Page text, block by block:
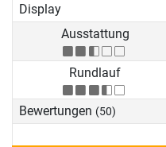
Display
Ausstattung
Rundlauf
Bewertungen (50)